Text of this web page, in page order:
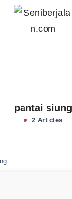
pantai siung
2 Articles